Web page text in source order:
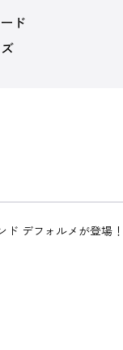
ド
ド デフォルメが登場